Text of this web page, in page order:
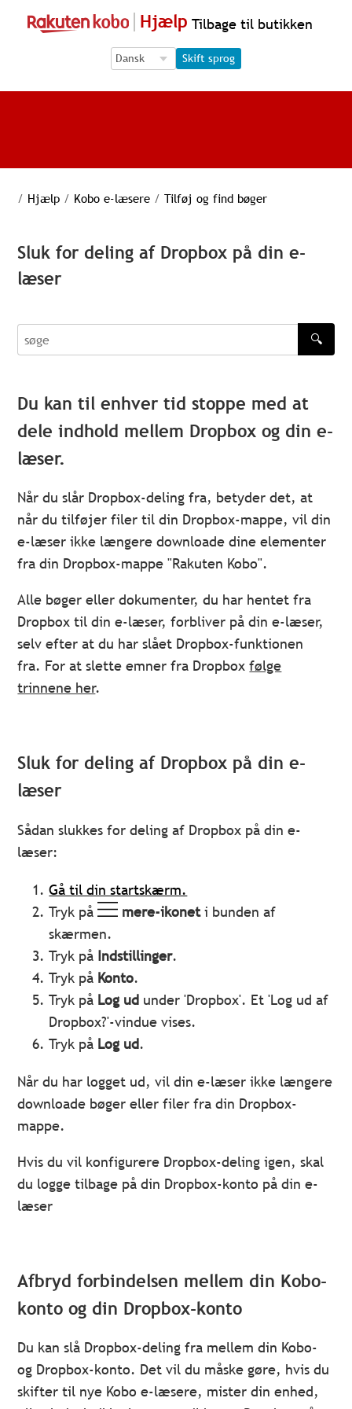
Hjælp Tilbage til butikken
Language Selection
Language Selection
Skift sprog
/ Hjælp / Kobo e-læsere / Tilføj og find bøger
Sluk for deling af Dropbox på din e-
læser
søge
🔍
Du kan til enhver tid stoppe med at
dele indhold mellem Dropbox og din e-
læser.
Når du slår Dropbox-deling fra, betyder det, at
når du tilføjer filer til din Dropbox-mappe, vil din
e-læser ikke længere downloade dine elementer
fra din Dropbox-mappe "Rakuten Kobo".
Alle bøger eller dokumenter, du har hentet fra
Dropbox til din e-læser, forbliver på din e-læser,
selv efter at du har slået Dropbox-funktionen
fra. For at slette emner fra Dropboxfølge
trinnene her.
Sluk for deling af Dropbox på din e-
læser
Sådan slukkes for deling af Dropbox på din e-
læser:
Gå til din startskærm.
Tryk på
mere-ikoneti bunden af
skærmen.
Tryk på Indstillinger.
Tryk på Konto.
Tryk på Log ud under 'Dropbox'. Et 'Log ud af
Dropbox?'-vindue vises.
Tryk på Log ud.
Når du har logget ud, vil din e-læser ikke længere
downloade bøger eller filer fra din Dropbox-
mappe.
Hvis du vil konfigurere Dropbox-deling igen, skal
du logge tilbage på din Dropbox-konto på din e-
læser
Afbryd forbindelsen mellem din Kobo-
konto og din Dropbox-konto
Du kan slå Dropbox-deling fra mellem din Kobo-
og Dropbox-konto. Det vil du måske gøre, hvis du
skifter til nye Kobo e-læsere, mister din enhed,